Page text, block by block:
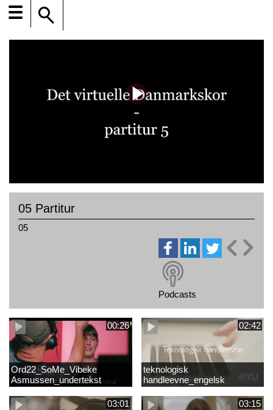
☰
05 Partitur
05
Podcasts
00:26
Ord22_SoMe_Vibeke
Asmussen_undertekst
02:42
teknologisk
handleevne_engelsk
03:01 03:15